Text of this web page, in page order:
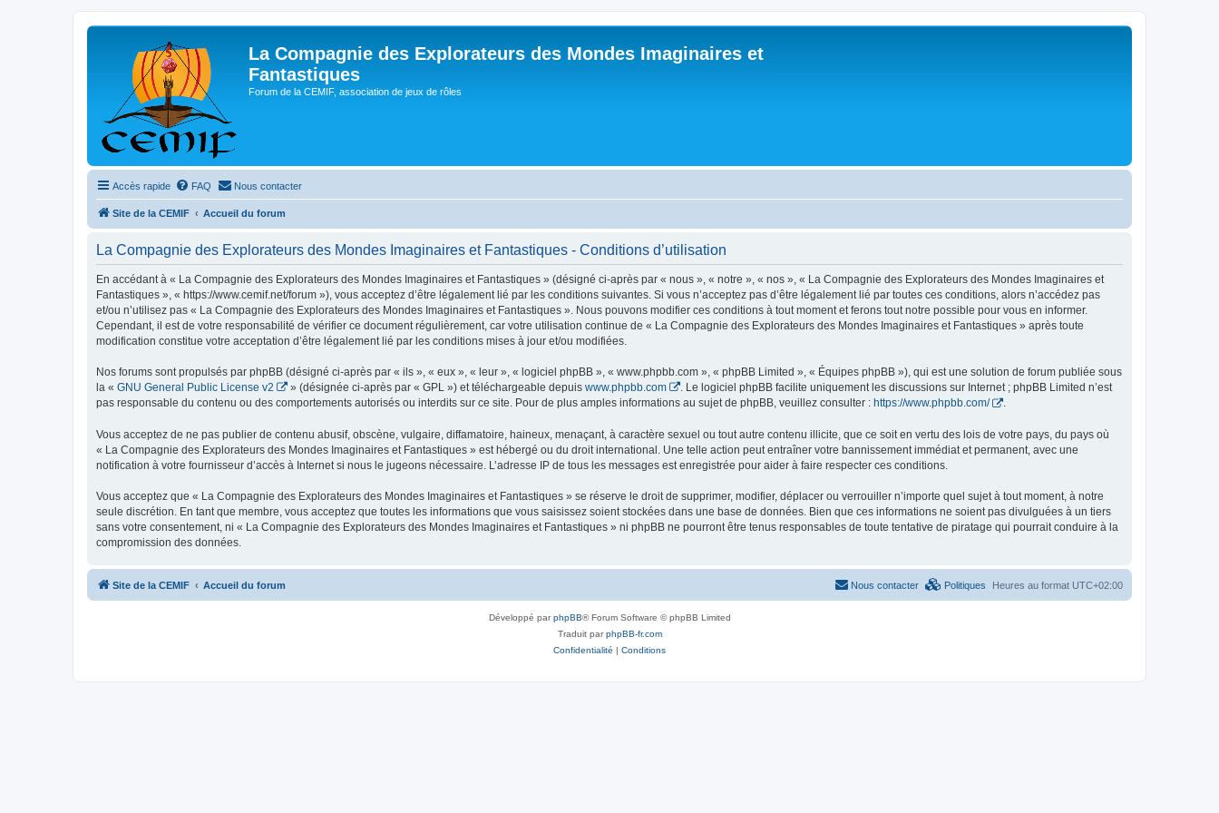
La Compagnie des Explorateurs des Mondes Imaginaires et
Fantastiques
Forum de la CEMIF, association de jeux de rôles
Accès rapide FAQ Nous contacter
Site de la CEMIF Accueil du forum
La Compagnie des Explorateurs des Mondes Imaginaires et Fantastiques - Conditions d’utilisation
En accédant à « La Compagnie des Explorateurs des Mondes Imaginaires et Fantastiques » (désigné ci-après par « nous », « notre », « nos », « La Compagnie des Explorateurs des Mondes Imaginaires et
Fantastiques », « https://www.cemif.net/forum »), vous acceptez d’être légalement lié par les conditions suivantes. Si vous n’acceptez pas d’être légalement lié par toutes ces conditions, alors n’accédez pas
et/ou n’utilisez pas « La Compagnie des Explorateurs des Mondes Imaginaires et Fantastiques ». Nous pouvons modifier ces conditions à tout moment et ferons tout notre possible pour vous en informer.
Cependant, il est de votre responsabilité de vérifier ce document régulièrement, car votre utilisation continue de « La Compagnie des Explorateurs des Mondes Imaginaires et Fantastiques » après toute
modification constitue votre acceptation d’être légalement lié par les conditions mises à jour et/ou modifiées.
Nos forums sont propulsés par phpBB (désigné ci-après par « ils », « eux », « leur », « logiciel phpBB », « www.phpbb.com », « phpBB Limited », « Équipes phpBB »), qui est une solution de forum publiée sous
la « GNU General Public License v2 » (désignée ci-après par « GPL ») et téléchargeable depuis www.phpbb.com
. Le logiciel phpBB facilite uniquement les discussions sur Internet ; phpBB Limited n’est
pas responsable du contenu ou des comportements autorisés ou interdits sur ce site. Pour de plus amples informations au sujet de phpBB, veuillez consulter : https://www.phpbb.com/ .
Vous acceptez de ne pas publier de contenu abusif, obscène, vulgaire, diffamatoire, haineux, menaçant, à caractère sexuel ou tout autre contenu illicite, que ce soit en vertu des lois de votre pays, du pays où
« La Compagnie des Explorateurs des Mondes Imaginaires et Fantastiques » est hébergé ou du droit international. Une telle action peut entraîner votre bannissement immédiat et permanent, avec une
notification à votre fournisseur d’accès à Internet si nous le jugeons nécessaire. L’adresse IP de tous les messages est enregistrée pour aider à faire respecter ces conditions.
Vous acceptez que « La Compagnie des Explorateurs des Mondes Imaginaires et Fantastiques » se réserve le droit de supprimer, modifier, déplacer ou verrouiller n’importe quel sujet à tout moment, à notre
seule discrétion. En tant que membre, vous acceptez que toutes les informations que vous saisissez soient stockées dans une base de données. Bien que ces informations ne soient pas divulguées à un tiers
sans votre consentement, ni « La Compagnie des Explorateurs des Mondes Imaginaires et Fantastiques » ni phpBB ne pourront être tenus responsables de toute tentative de piratage qui pourrait conduire à la
compromission des données.
Site de la CEMIF Accueil du forum Heures au format UTC+02:00
Politiques
Nous contacter
Développé parphpBB® Forum Software © phpBB Limited
Traduit parphpBB-fr.com
Confidentialité | Conditions